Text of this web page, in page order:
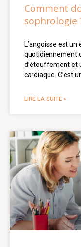
Comment
sophrologie
L’angoisse est
quotidiennement
d’étouffement et
cardiaque. C’est
LIRE LA SUITE »